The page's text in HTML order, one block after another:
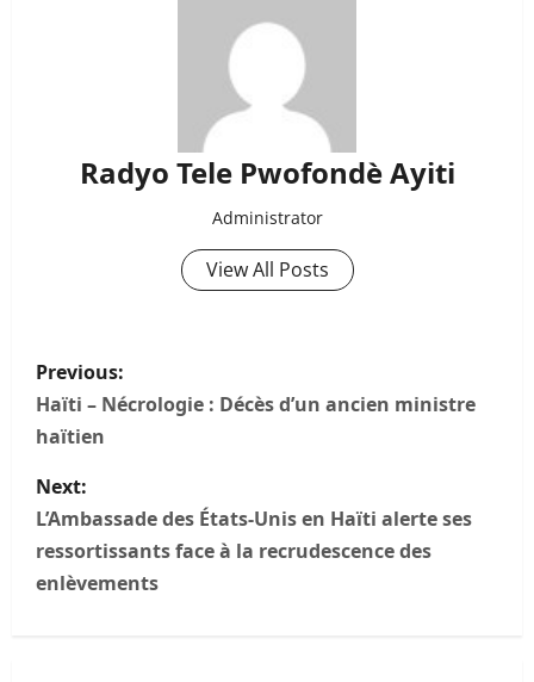
Radyo Tele Pwofondè Ayiti
Administrator
View All Posts
P
o
t
n
Previous:
Haïti – Nécrologie : Décès d’un ancien ministre
haïtien
Next:
L’Ambassade des États-Unis en Haïti alerte ses
ressortissants face à la recrudescence des
enlèvements